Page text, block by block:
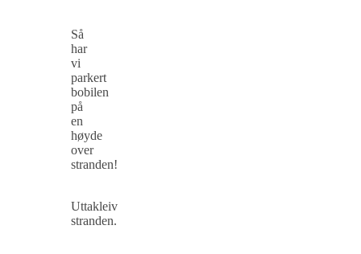
Så
har
vi
parkert
bobilen
på
en
høyde
over
stranden!
Uttakleiv
stranden.